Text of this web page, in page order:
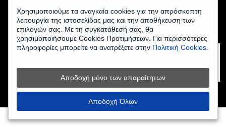
© 2026 www.kafeemporiki-shop.gr - All Rights Reserved |Κατασκευή
Eshop
HellasSites
Χρησιμοποιούμε τα αναγκαία cookies για την απρόσκοπτη
λειτουργία της ιστοσελίδας μας και την αποθήκευση των
επιλογών σας. Με τη συγκατάθεσή σας, θα
χρησιμοποιήσουμε Cookies Προτιμήσεων. Για περισσότερες
πληροφορίες μπορείτε να ανατρέξετε στην Πολιτική Cookies.
Αποδοχή μόνο των απαραίτητων
Αποδοχή Όλων